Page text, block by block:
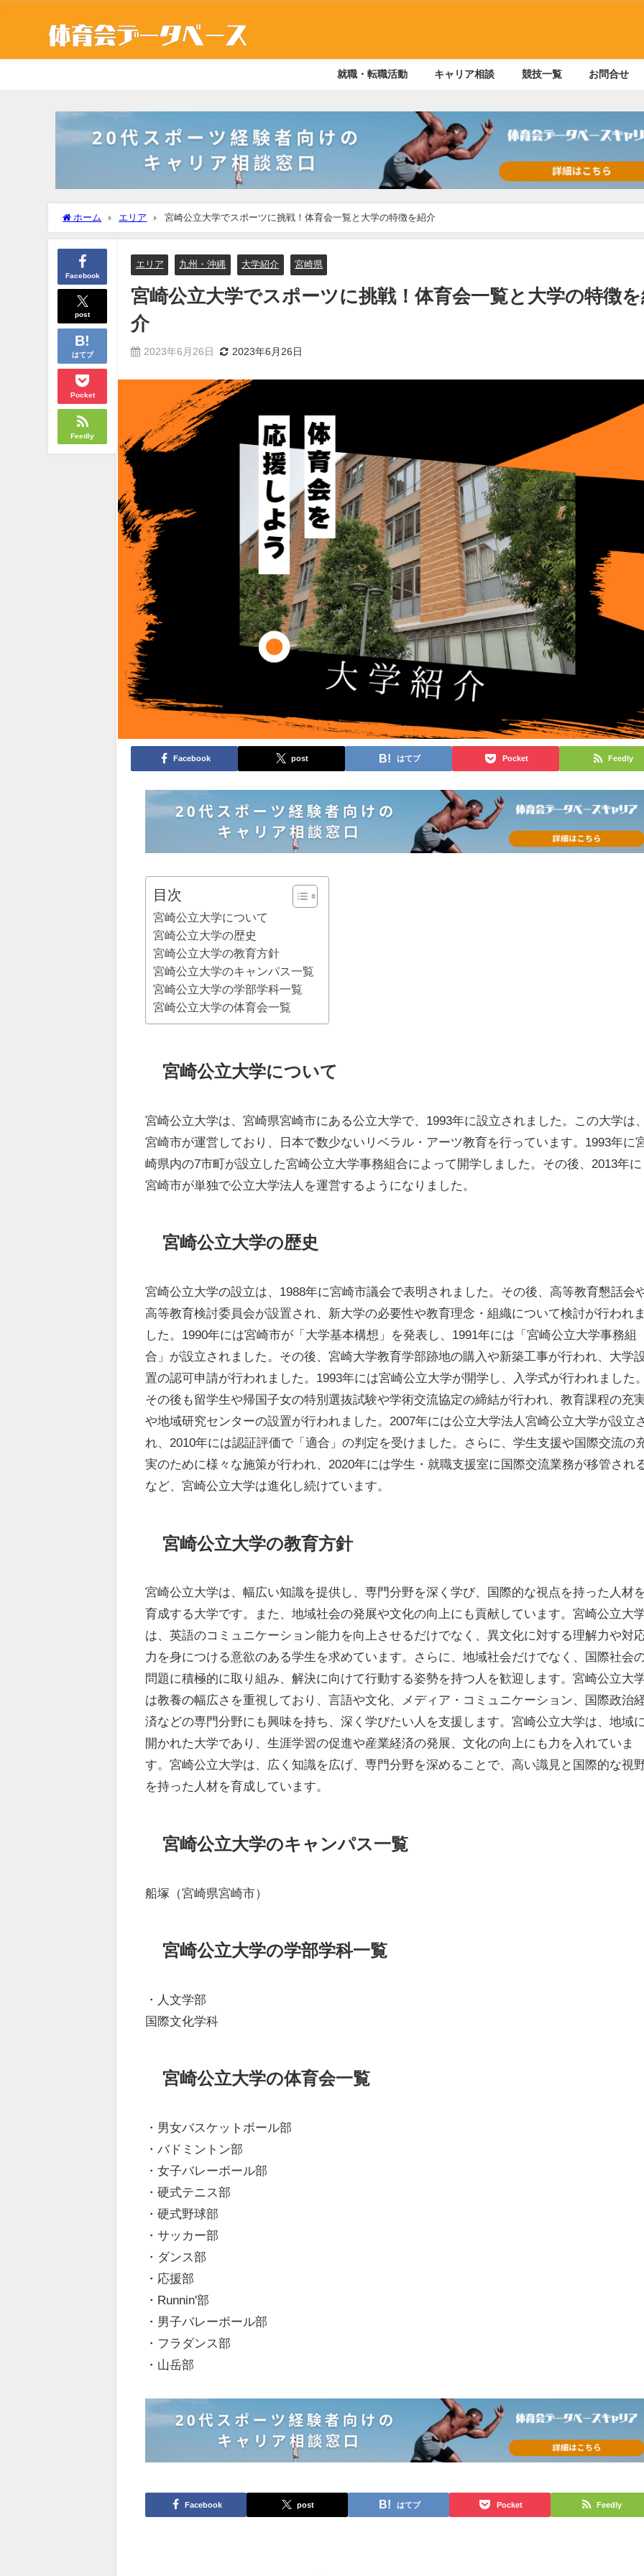
就職・転職活動 キャリア相談 競技一覧 お問合せ
ホーム エリア 宮崎公立大学でスポーツに挑戦！体育会一覧と大学の特徴を紹介
Facebook
post
はてブ
Pocket
Feedly
エリア 九州・沖縄 大学紹介 宮崎県
宮崎公立大学でスポーツに挑戦！体育会一覧と大学の特徴
介
2023年6月26日 2023年6月26日
Facebook post はてブ Pocket Feedly
目次
宮崎公立大学について
宮崎公立大学の歴史
宮崎公立大学の教育方針
宮崎公立大学のキャンパス一覧
宮崎公立大学の学部学科一覧
宮崎公立大学の体育会一覧
宮崎公立大学について
宮崎公立大学は、宮崎県宮崎市にある公立大学で、1993年に設立されました。この大学は
宮崎市が運営しており、日本で数少ないリベラル・アーツ教育を行っています。1993年に
崎県内の7市町が設立した宮崎公立大学事務組合によって開学しました。その後、2013年に
宮崎市が単独で公立大学法人を運営するようになりました。
宮崎公立大学の歴史
宮崎公立大学の設立は、1988年に宮崎市議会で表明されました。その後、高等教育懇話会
高等教育検討委員会が設置され、新大学の必要性や教育理念・組織について検討が行われ
した。1990年には宮崎市が「大学基本構想」を発表し、1991年には「宮崎公立大学事務組
合」が設立されました。その後、宮崎大学教育学部跡地の購入や新築工事が行われ、大学
置の認可申請が行われました。1993年には宮崎公立大学が開学し、入学式が行われました
その後も留学生や帰国子女の特別選抜試験や学術交流協定の締結が行われ、教育課程の充
や地域研究センターの設置が行われました。2007年には公立大学法人宮崎公立大学が設立
れ、2010年には認証評価で「適合」の判定を受けました。さらに、学生支援や国際交流の
実のために様々な施策が行われ、2020年には学生・就職支援室に国際交流業務が移管され
など、宮崎公立大学は進化し続けています。
宮崎公立大学の教育方針
宮崎公立大学は、幅広い知識を提供し、専門分野を深く学び、国際的な視点を持った人材
育成する大学です。また、地域社会の発展や文化の向上にも貢献しています。宮崎公立大
は、英語のコミュニケーション能力を向上させるだけでなく、異文化に対する理解力や対
力を身につける意欲のある学生を求めています。さらに、地域社会だけでなく、国際社会
問題に積極的に取り組み、解決に向けて行動する姿勢を持つ人を歓迎します。宮崎公立大
は教養の幅広さを重視しており、言語や文化、メディア・コミュニケーション、国際政治
済などの専門分野にも興味を持ち、深く学びたい人を支援します。宮崎公立大学は、地域
開かれた大学であり、生涯学習の促進や産業経済の発展、文化の向上にも力を入れていま
す。宮崎公立大学は、広く知識を広げ、専門分野を深めることで、高い識見と国際的な視
を持った人材を育成しています。
宮崎公立大学のキャンパス一覧
船塚（宮崎県宮崎市）
宮崎公立大学の学部学科一覧
・人文学部
国際文化学科
宮崎公立大学の体育会一覧
・男女バスケットボール部
・バドミントン部
・女子バレーボール部
・硬式テニス部
・硬式野球部
・サッカー部
・ダンス部
・応援部
・Runnin'部
・男子バレーボール部
・フラダンス部
・山岳部
Facebook post はてブ Pocket Feedly